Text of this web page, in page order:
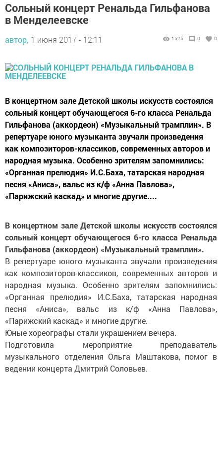
Сольный концерт Ренальда Гильфанова
в Менделеевске
автор, 1 июня 2017 - 12:11 1525 0 0
В концертном зале Детской школы искусств состоялся
сольный концерт обучающегося 6-го класса Ренальда
Гильфанова (аккордеон) «Музыкальный трамплин». В
репертуаре юного музыканта звучали произведения
как композиторов-классиков, современных авторов и
народная музыка. Особенно зрителям запомнились:
«Органная прелюдия» И.С.Баха, татарская народная
песня «Аниса», вальс из к/ф «Анна Павлова»,
«Парижский каскад» и многие другие....
В концертном зале Детской школы искусств состоялся
сольный концерт обучающегося 6-го класса Ренальда
Гильфанова (аккордеон) «Музыкальный трамплин».
В репертуаре юного музыканта звучали произведения
как композиторов-классиков, современных авторов и
народная музыка. Особенно зрителям запомнились:
«Органная прелюдия» И.С.Баха, татарская народная
песня «Аниса», вальс из к/ф «Анна Павлова»,
«Парижский каскад» и многие другие.
Юные хореографы стали украшением вечера.
Подготовила мероприятие преподаватель
музыкального отделения Ольга Маштакова, помог в
ведении концерта Дмитрий Соловьев.